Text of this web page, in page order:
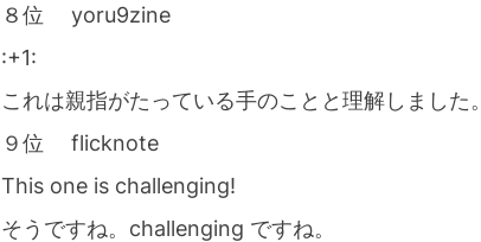
８位 yoru9zine
:+1:
これは親指がたっている手のことと理解しました。
９位 flicknote
This one is challenging!
そうですね。challenging ですね。